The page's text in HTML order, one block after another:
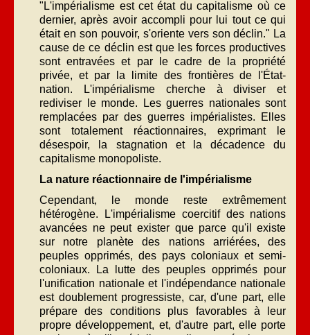
"L'impérialisme est cet état du capitalisme où ce
dernier, après avoir accompli pour lui tout ce qui
était en son pouvoir, s'oriente vers son déclin." La
cause de ce déclin est que les forces productives
sont entravées et par le cadre de la propriété
privée, et par la limite des frontières de l'État-
nation. L'impérialisme cherche à diviser et
rediviser le monde. Les guerres nationales sont
remplacées par des guerres impérialistes. Elles
sont totalement réactionnaires, exprimant le
désespoir, la stagnation et la décadence du
capitalisme monopoliste.
La nature réactionnaire de l'impérialisme
Cependant, le monde reste extrêmement
hétérogène. L'impérialisme coercitif des nations
avancées ne peut exister que parce qu'il existe
sur notre planète des nations arriérées, des
peuples opprimés, des pays coloniaux et semi-
coloniaux. La lutte des peuples opprimés pour
l'unification nationale et l'indépendance nationale
est doublement progressiste, car, d'une part, elle
prépare des conditions plus favorables à leur
propre développement, et, d'autre part, elle porte